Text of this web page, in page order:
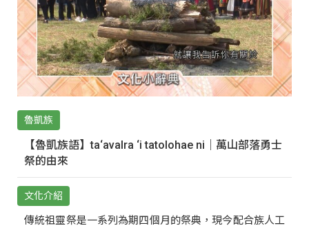
魯凱族
【魯凱族語】ta‘avalra ‘i tatolohae ni｜萬山部落勇士
祭的由來
文化介紹
傳統祖靈祭是一系列為期四個月的祭典，現今配合族人工